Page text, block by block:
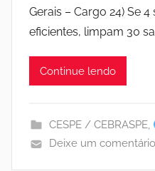
Gerais – Cargo 24) Se
eficientes, limpam 30
Continue lendo
CESPE / CEBRASPE,
Deixe um comentário